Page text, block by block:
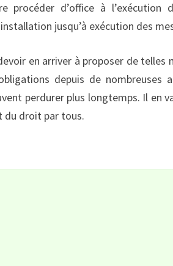
procéder d’office à l’exécution
jusqu’à exécution des
en arriver à proposer de telles
depuis de nombreuses
perdurer plus longtemps. Il en
du droit par tous.